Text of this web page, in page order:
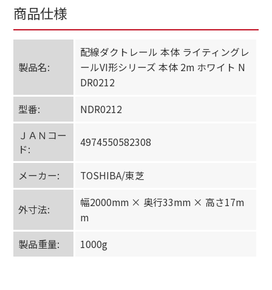
商品仕様
製品名:
配線ダクトレール 本体 ライティングレ
ールVI形シリーズ 本体 2m ホワイト N
DR0212
型番:
NDR0212
ＪＡＮコー
ド:
4974550582308
メーカー: TOSHIBA/東芝
外寸法:
幅2000mm × 奥行33mm × 高さ17m
m
製品重量:
1000g